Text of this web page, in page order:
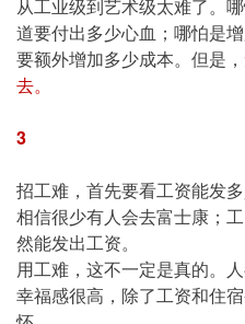
从工业级到艺术级太难了。
道要付出多少心血；哪怕是
要额外增加多少成本。但是，
去。
3
招工难，首先要看工资能发
相信很少有人会去富士康；
然能发出工资。
用工难，这不一定是真的。
幸福感很高，除了工资和住